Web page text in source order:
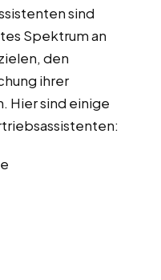
sind
Spektrum an
den
ihrer
Hier sind einige